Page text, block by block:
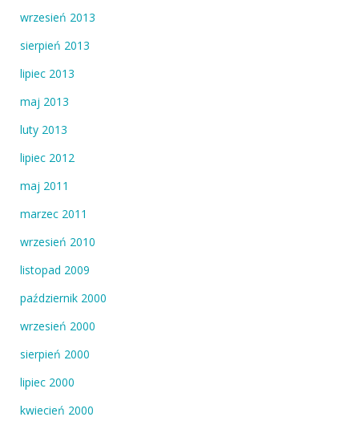
wrzesień 2013
sierpień 2013
lipiec 2013
maj 2013
luty 2013
lipiec 2012
maj 2011
marzec 2011
wrzesień 2010
listopad 2009
październik 2000
wrzesień 2000
sierpień 2000
lipiec 2000
kwiecień 2000